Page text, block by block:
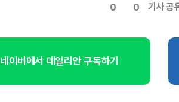
0 0 기사 공
네이버에서 데일리안 구독하기